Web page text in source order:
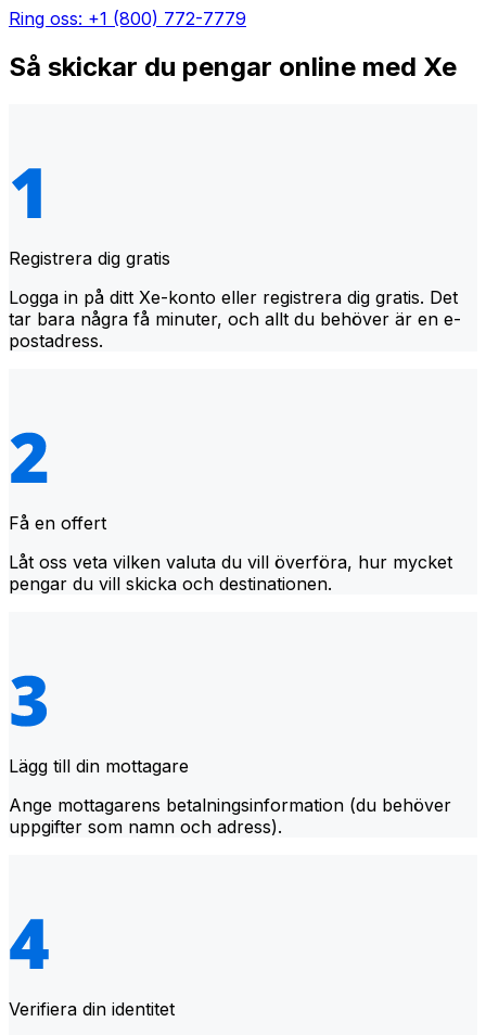
Ring oss: +1 (800) 772-7779
Så skickar du pengar online med Xe
Registrera dig gratis
Logga in på ditt Xe-konto eller registrera dig gratis. Det
tar bara några få minuter, och allt du behöver är en e-
postadress.
Få en offert
Låt oss veta vilken valuta du vill överföra, hur mycket
pengar du vill skicka och destinationen.
Lägg till din mottagare
Ange mottagarens betalningsinformation (du behöver
uppgifter som namn och adress).
Verifiera din identitet